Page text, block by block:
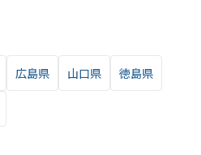
広島県 山口県 徳島県